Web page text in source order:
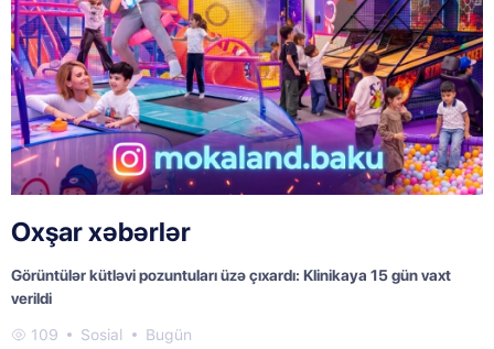
Oxşar xəbərlər
Görüntülər kütləvi pozuntuları üzə çıxardı: Klinikaya 15 gün vaxt
verildi
109 Sosial Bugün